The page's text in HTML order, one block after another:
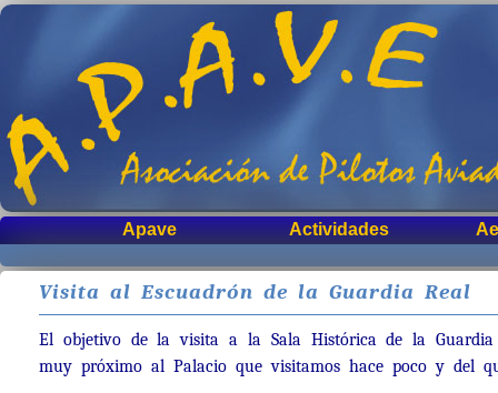
Apave Actividades
Visita al Escuadrón de la Guardia Real
El objetivo de la visita a la Sala Histórica de la
muy próximo al Palacio que visitamos hace poco y del